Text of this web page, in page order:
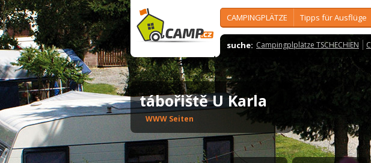
CAMPINGPLÄTZE Tipps für Ausflüge
suche: Campingplplätze TSCHECHIEN
tábořiště U Karla
WWW Seiten